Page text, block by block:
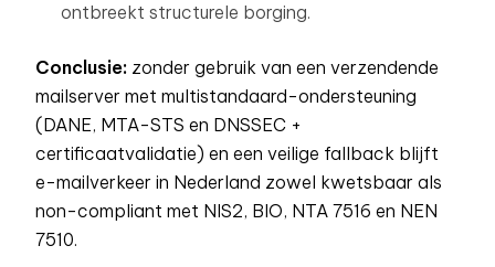
ontbreekt structurele borging.
Conclusie: zonder gebruik van een verzendende
mailserver met multistandaard-ondersteuning
(DANE, MTA-STS en DNSSEC +
certificaatvalidatie) en een veilige fallback blijft
e-mailverkeer in Nederland zowel kwetsbaar als
non-compliant met NIS2, BIO, NTA 7516 en NEN
7510.